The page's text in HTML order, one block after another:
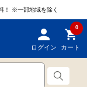
！ ※一部地域を除く
ログイン
0
カート